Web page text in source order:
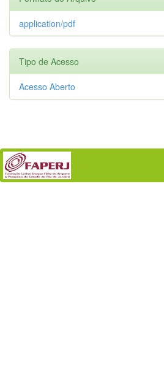
application/pdf
Tipo de Acesso
Acesso Aberto